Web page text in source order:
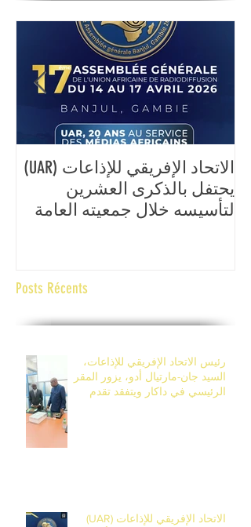
الاتحاد الإفريقي للإذاعات (UAR)
يحتفل بالذكرى العشرين
لتأسيسه خلال جمعيته العامة
Posts Récents
رئيس الاتحاد الإفريقي للإذاعات،
السيد جان-مارتيال أدو، يزور المقر
الرئيسي في داكار ويتفقد تقدم
الاتحاد الإفريقي للإذاعات (UAR)